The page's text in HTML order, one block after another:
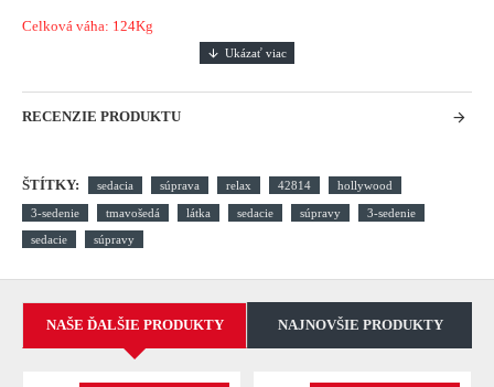
Celková váha: 124Kg
RECENZIE PRODUKTU
ŠTÍTKY: sedacia súprava relax 42814 hollywood
3-sedenie tmavošedá látka sedacie súpravy
3-sedenie
sedacie
súpravy
NAŠE ĎALŠIE PRODUKTY NAJNOVŠIE PRODUKTY